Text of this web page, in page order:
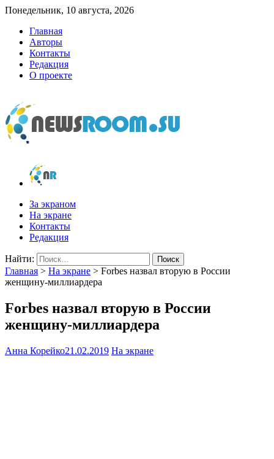
Понедельник, 10 августа, 2026
Главная
Авторы
Контакты
Редакция
О проекте
newsroom.su
Новости о новостях
За экраном
На экране
Контакты
Редакция
Найти:
Главная > На экране > Forbes назвал вторую в России
женщину-миллиардера
Forbes назвал вторую в России
женщину-миллиардера
Анна Корейко21.02.2019 На экране